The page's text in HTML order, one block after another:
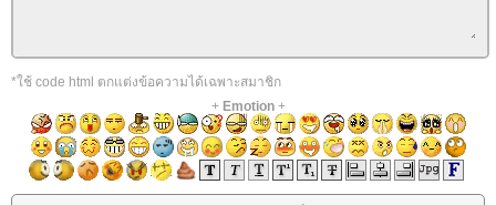
*ใช้ code html ตกแต่งข้อความได้เฉพาะสมาชิก
+ Emotion+